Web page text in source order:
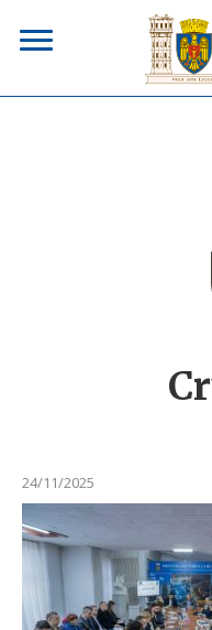
24/11/2025